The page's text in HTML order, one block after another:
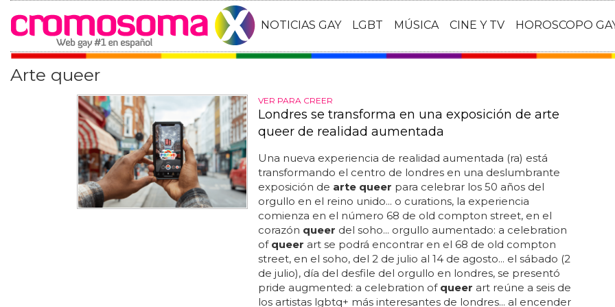
NOTICIAS GAY LGBT MÚSICA CINE Y TV HOROSCOPO
Arte queer
VER PARA CREER
Londres se transforma en una exposición de arte
queer de realidad aumentada
Una nueva experiencia de realidad aumentada (ra) está
transformando el centro de londres en una deslumbrante
exposición de arte queer para celebrar los 50 años del
orgullo en el reino unido... o curations, la experiencia
comienza en el número 68 de old compton street, en el
corazón queer del soho... orgullo aumentado: a celebration
of queer art se podrá encontrar en el 68 de old compton
street, en el soho, del 2 de julio al 14 de agosto... el sábado (2
de julio), día del desfile del orgullo en londres, se presentó
pride augmented: a celebration of queer art reúne a seis de
los artistas lgbtq+ más interesantes de londres... al encender